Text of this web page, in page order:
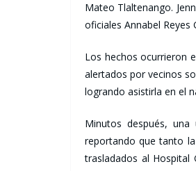
Mateo Tlaltenango.
oficiales Annabel Reyes
Los hechos ocurrieron
alertados por vecinos
logrando asistirla en el
Minutos después,
reportando que tanto
trasladados al Hospital